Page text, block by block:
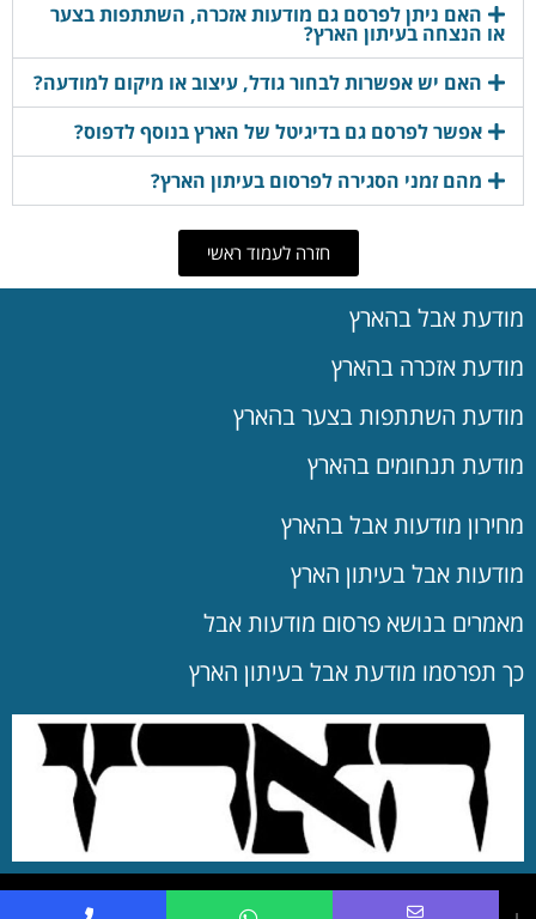
האם ניתן לפרסם גם מודעות אזכרה, השתתפות בצער
או הנצחה בעיתון הארץ?
האם יש אפשרות לבחור גודל, עיצוב או מיקום למודעה?
אפשר לפרסם גם בדיגיטל של הארץ בנוסף לדפוס?
מהם זמני הסגירה לפרסום בעיתון הארץ?
חזרה לעמוד ראשי
מודעת אבל בהארץ
מודעת אזכרה בהארץ
מודעת השתתפות בצער בהארץ
מודעת תנחומים בהארץ
מחירון מודעות אבל בהארץ
מודעות אבל בעיתון הארץ
מאמרים בנושא פרסום מודעות אבל
כך תפרסמו מודעת אבל בעיתון הארץ
© כל הזכויות שמורות לאקטיב ויז'ן | מודעות 24 שעות